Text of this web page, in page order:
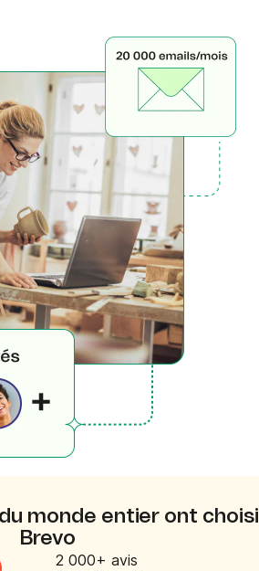
monde entier ont choisi
Brevo
2 000+ avis